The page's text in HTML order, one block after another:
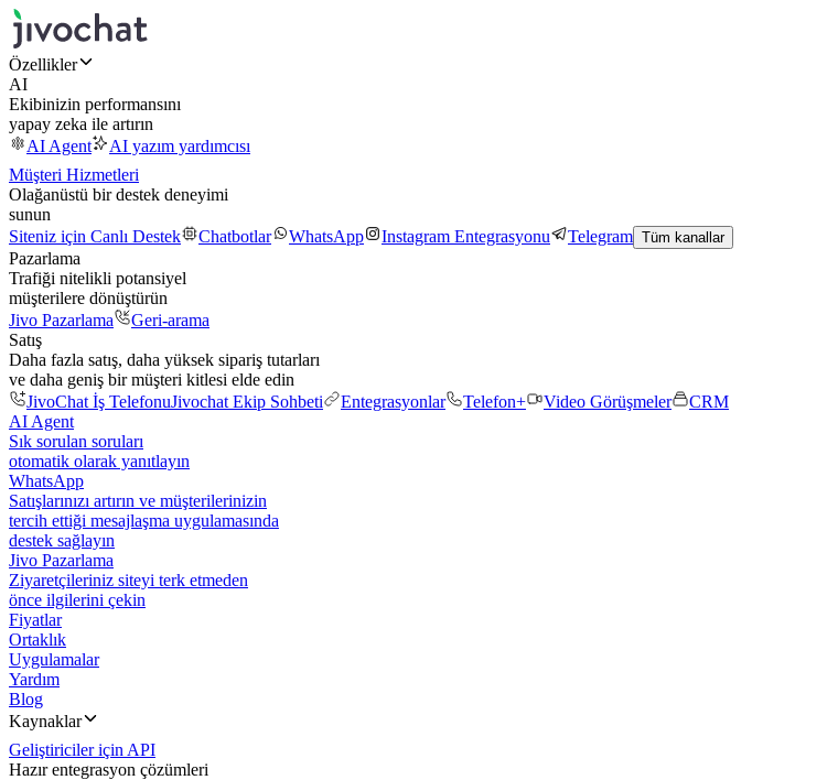
Özellikler
AI
Ekibinizin performansını
yapay zeka ile artırın
AI Agent
AI yazım yardımcısı
Müşteri Hizmetleri
Olağanüstü bir destek deneyimi
sunun
Siteniz için Canlı Destek
Chatbotlar WhatsApp Instagram Entegrasyonu Telegram Tüm kanallar
Pazarlama
Trafiği nitelikli potansiyel
müşterilere dönüştürün
Jivo Pazarlama
Geri-arama
Satış
Daha fazla satış, daha yüksek sipariş tutarları
ve daha geniş bir müşteri kitlesi elde edin
JivoChat İş TelefonuJivochat Ekip Sohbeti Entegrasyonlar Telefon+ Video Görüşmeler
CRM
AI Agent
Sık sorulan soruları
otomatik olarak yanıtlayın
WhatsApp
Satışlarınızı artırın ve müşterilerinizin
tercih ettiği mesajlaşma uygulamasında
destek sağlayın
Jivo Pazarlama
Ziyaretçileriniz siteyi terk etmeden
önce ilgilerini çekin
Fiyatlar
Ortaklık
Uygulamalar
Yardım
Blog
Kaynaklar
Geliştiriciler için API
Hazır entegrasyon çözümleri